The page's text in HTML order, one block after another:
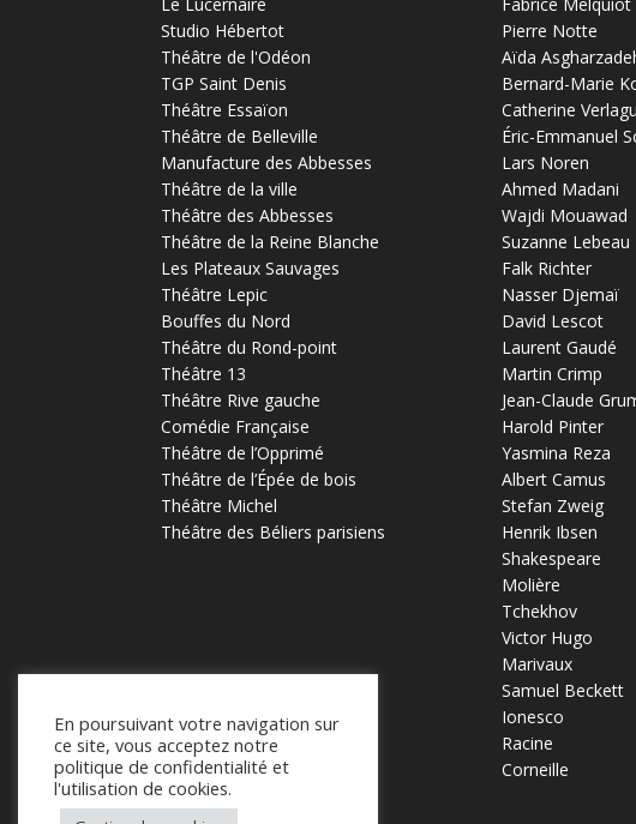
Studio Hébertot
Théâtre de l'Odéon
TGP Saint Denis
Théâtre Essaïon
Théâtre de Belleville
Manufacture des Abbesses
Théâtre de la ville
Théâtre des Abbesses
Théâtre de la Reine Blanche
Les Plateaux Sauvages
Théâtre Lepic
Bouffes du Nord
Théâtre du Rond-point
Théâtre 13
Théâtre Rive gauche
Comédie Française
Théâtre de l’Opprimé
Théâtre de l’Épée de bois
Théâtre Michel
Théâtre des Béliers parisiens
Pierre Notte
Aïda
Bernard-Marie
Catherine
Éric-Emmanuel
Lars Noren
Ahmed Madani
Wajdi Mouawad
Suzanne Lebeau
Falk Richter
Nasser Djemaï
David Lescot
Laurent Gaudé
Martin Crimp
Jean-Claude
Harold Pinter
Yasmina Reza
Albert Camus
Stefan Zweig
Henrik Ibsen
Shakespeare
Molière
Tchekhov
Victor Hugo
Marivaux
Samuel Beckett
Ionesco
Racine
Corneille
En poursuivant votre navigation sur
ce site, vous acceptez notre
politique de confidentialité et
l'utilisation de cookies.